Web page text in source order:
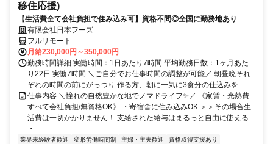
移住応援)
【生活費全て会社負担で住み込み可】資格不問◎全国に勤務地あり
有限会社日本フーズ
フルリモート
月給230,000円～350,000円
勤務時間詳細 実働時間：1日あたり7時間 平均勤務日数：1ヶ月あた
り22日 実働7時間 ＼ご自分でお仕事時間の調整が可能／ 朝昼晩それ
ぞれの時間の前にがっつり 作る方、朝に一気に3食分の仕込みを ...
仕事内容 ＼憧れの自然豊かな地でノマドライフ✨／ 《家賃・光熱費
すべて会社負担/無資格OK》 ・寄宿舎に住み込みOK ＞＞その場合生
活費は一切かかりません！ 支給された給与はまるっと自由に使える
・...
業界未経験者歓迎 変形労働時間制 主婦・主夫歓迎
資格取得支援あり